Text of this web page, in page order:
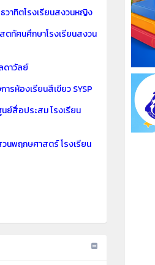
วาทิตโรงเรียนสงวนหญิง
ตทัศนศึกษาโรงเรียนสงวน
ดาวัลย์
ารห้องเรียนสีเขียว SYSP
ย์สื่อประสม โรงเรียน
วนพฤกษศาสตร์ โรงเรียน